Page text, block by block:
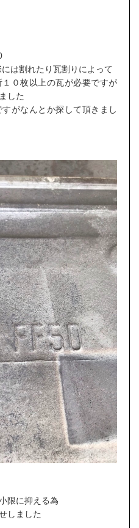
は割れたり瓦割りによって
０枚以上の瓦が必要ですが
した
がなんとか探して頂きまし
限に抑える為
しました